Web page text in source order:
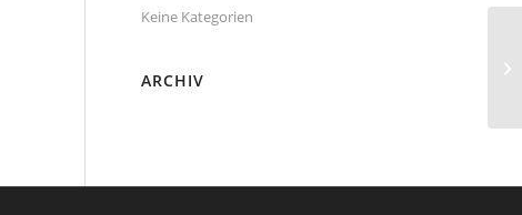
Keine Kategorien
ARCHIV